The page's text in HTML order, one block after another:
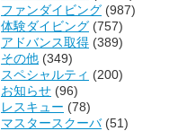
ファンダイビング (987)
体験ダイビング (757)
アドバンス取得 (389)
その他 (349)
スペシャルティ (200)
お知らせ (96)
レスキュー (78)
マスタースクーバ(51)